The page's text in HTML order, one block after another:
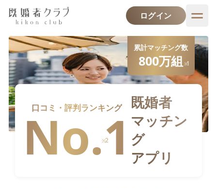
ログイン
累計マッチング数
800万組 ※1
既婚者
マッチン
グ
アプリ
口コミ・評判ランキング
No.1
※2